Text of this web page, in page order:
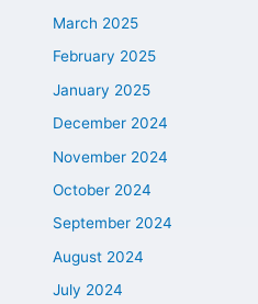
March 2025
February 2025
January 2025
December 2024
November 2024
October 2024
September 2024
August 2024
July 2024